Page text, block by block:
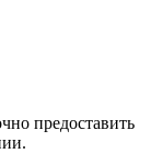
предоставить